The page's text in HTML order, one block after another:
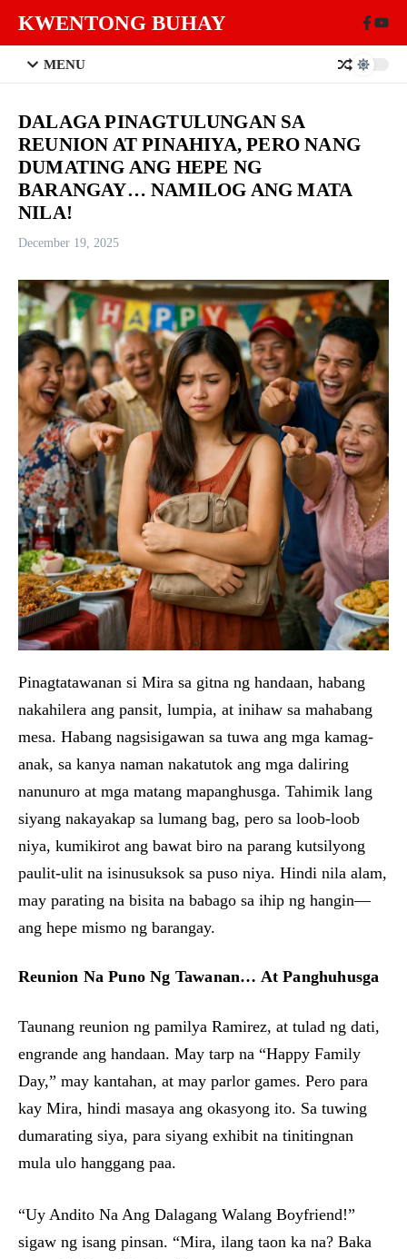
KWENTONG BUHAY
MENU
DALAGA PINAGTULUNGAN SA
REUNION AT PINAHIYA, PERO NANG
DUMATING ANG HEPE NG
BARANGAY… NAMILOG ANG MATA
NILA!
December 19, 2025
Pinagtatawanan si Mira sa gitna ng handaan, habang
nakahilera ang pansit, lumpia, at inihaw sa mahabang
mesa. Habang nagsisigawan sa tuwa ang mga kamag-
anak, sa kanya naman nakatutok ang mga daliring
nanunuro at mga matang mapanghusga. Tahimik lang
siyang nakayakap sa lumang bag, pero sa loob-loob
niya, kumikirot ang bawat biro na parang kutsilyong
paulit-ulit na isinusuksok sa puso niya. Hindi nila alam,
may parating na bisita na babago sa ihip ng hangin—
ang hepe mismo ng barangay.
Reunion Na Puno Ng Tawanan… At Panghuhusga
Taunang reunion ng pamilya Ramirez, at tulad ng dati,
engrande ang handaan. May tarp na “Happy Family
Day,” may kantahan, at may parlor games. Pero para
kay Mira, hindi masaya ang okasyong ito. Sa tuwing
dumarating siya, para siyang exhibit na tinitingnan
mula ulo hanggang paa.
“Uy Andito Na Ang Dalagang Walang Boyfriend!”
sigaw ng isang pinsan. “Mira, ilang taon ka na? Baka